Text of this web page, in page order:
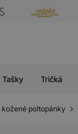
Tašky Tričká
kožené poltopánky